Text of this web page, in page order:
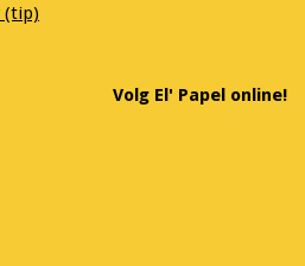
(tip)
Volg El' Papel online!